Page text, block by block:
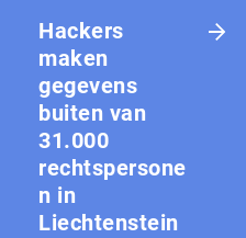
Hackers
maken
gegevens
buiten van
31.000
rechtspersone
n in
Liechtenstein